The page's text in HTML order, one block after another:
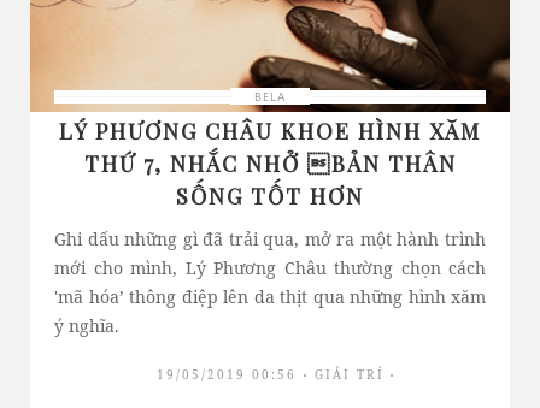
BELA
LÝ PHƯƠNG CHÂU KHOE HÌNH XĂM
THỨ 7, NHẮC NHỞ BẢN THÂN
SỐNG TỐT HƠN
Ghi dấu những gì đã trải qua, mở ra một hành trình
mới cho mình, Lý Phương Châu thường chọn cách
'mã hóa’ thông điệp lên da thịt qua những hình xăm
ý nghĩa.
19/05/2019 00:56 GIẢI TRÍ